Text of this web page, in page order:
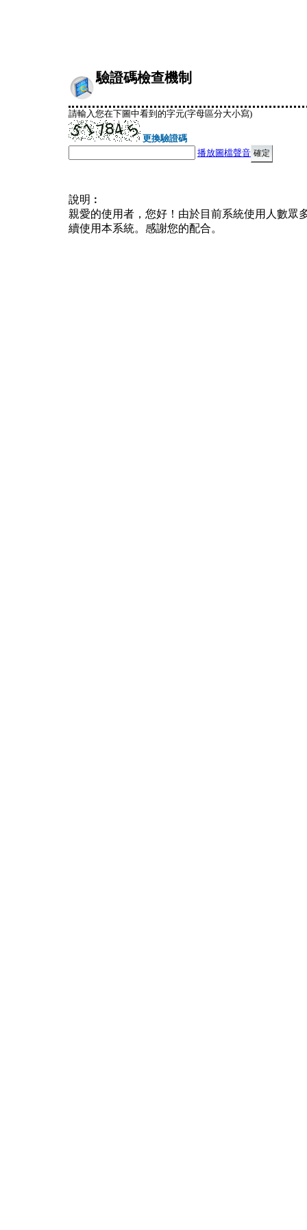
驗證碼檢查機制
請輸入您在下圖中看到的字元(字母區分大小寫)
更換驗證碼
播放圖檔聲音
說明︰
親愛的使用者，您好！由於目前系統使用人數眾
續使用本系統。感謝您的配合。